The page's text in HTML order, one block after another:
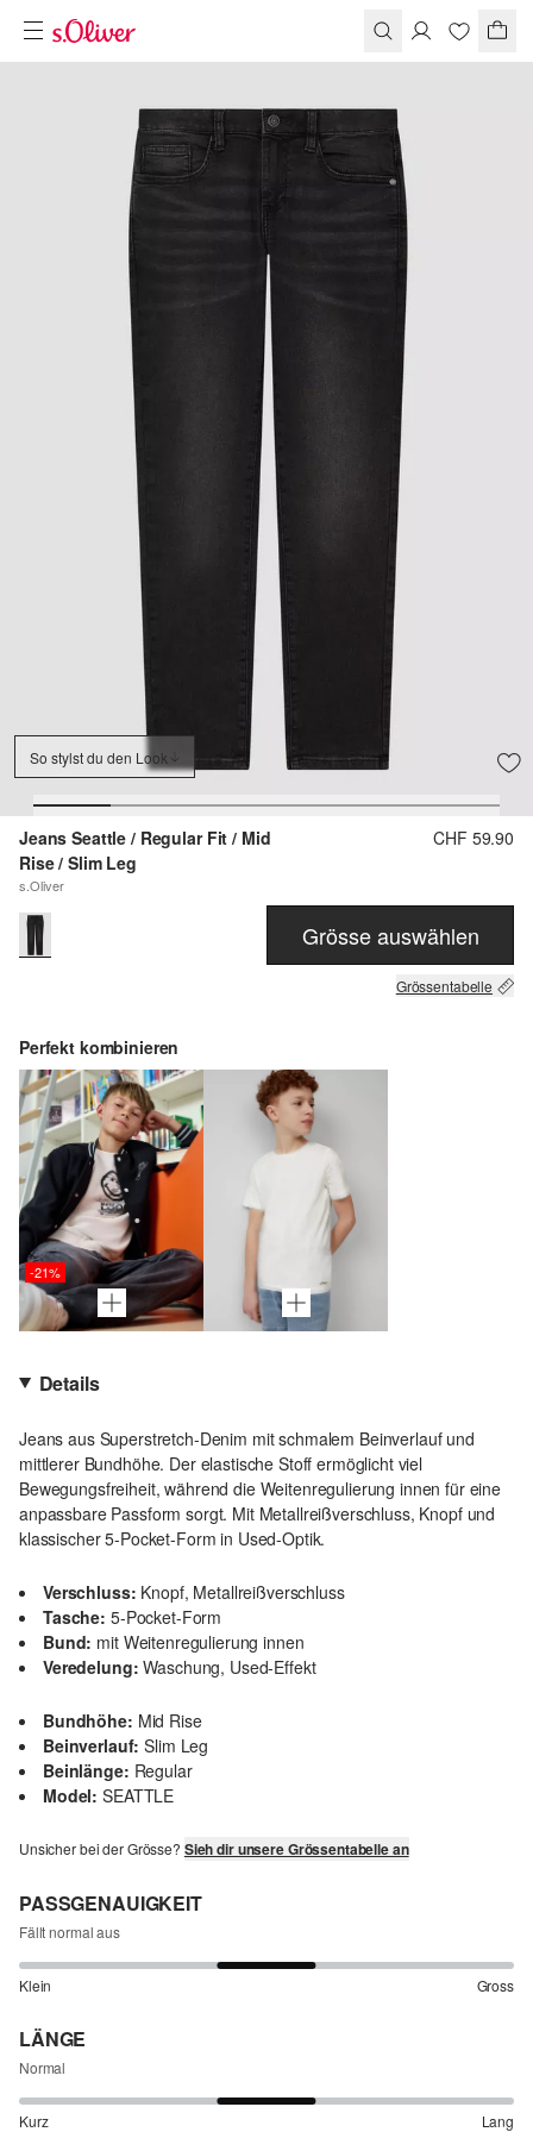
So stylst du den Look
Jeans Seattle / Regular Fit / Mid
Rise / Slim Leg
s.Oliver
CHF 59.90
Grösse auswählen
Grössentabelle
Perfekt kombinieren
-21%
Details
Jeans aus Superstretch-Denim mit schmalem Beinverlauf und
mittlerer Bundhöhe. Der elastische Stoff ermöglicht viel
Bewegungsfreiheit, während die Weitenregulierung innen für eine
anpassbare Passform sorgt. Mit Metallreißverschluss, Knopf und
klassischer 5-Pocket-Form in Used-Optik.
Verschluss: Knopf, Metallreißverschluss
Tasche: 5-Pocket-Form
Bund: mit Weitenregulierung innen
Veredelung: Waschung, Used-Effekt
Bundhöhe: Mid Rise
Beinverlauf: Slim Leg
Beinlänge: Regular
Model: SEATTLE
Unsicher bei der Grösse? Sieh dir unsere Grössentabelle an
PASSGENAUIGKEIT
Fällt normal aus
Klein Gross
LÄNGE
Normal
Kurz Lang